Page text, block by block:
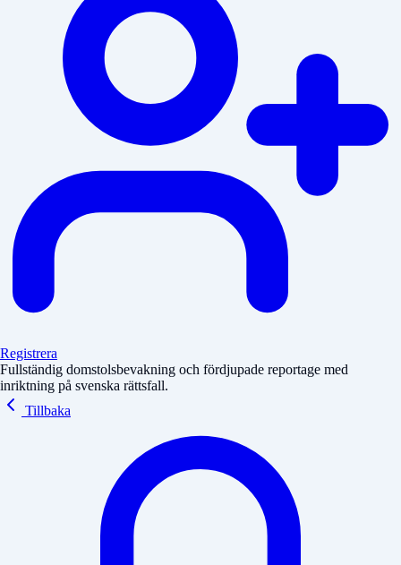
Registrera
Fullständig domstolsbevakning och fördjupade reportage med
inriktning på svenska rättsfall.
Tillbaka